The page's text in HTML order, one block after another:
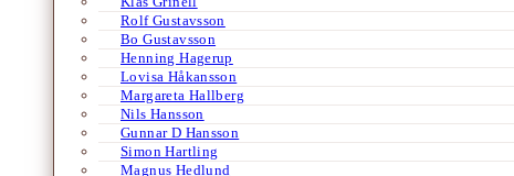
Rolf Gustavsson
Bo Gustavsson
Henning Hagerup
Lovisa Håkansson
Margareta Hallberg
Nils Hansson
Gunnar D Hansson
Simon Hartling
Magnus Hedlund